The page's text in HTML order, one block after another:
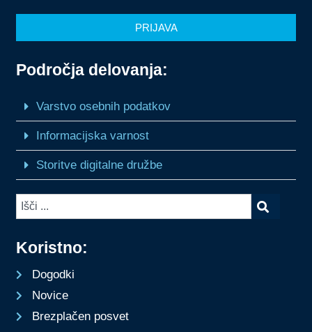
Koristno:
Dogodki
Novice
Brezplačen posvet
Področja delovanja:
Varstvo osebnih podatkov
Informacijska varnost
Storitve digitalne družbe
PRIJAVA